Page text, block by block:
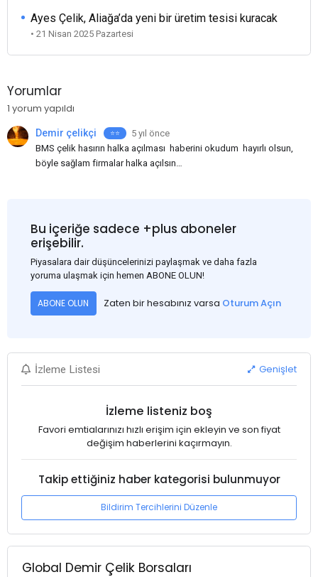
Ayes Çelik, Aliağa’da yeni bir üretim tesisi kuracak
• 21 Nisan 2025 Pazartesi
Yorumlar
1 yorum yapıldı
Demir çelikçi ⭐⭐️
5 yıl önce
BMS çelik hasırın halka açılması haberini okudum hayırlı olsun,
böyle sağlam firmalar halka açılsın
açık olsun.
Bu içeriğe sadece +plus aboneler
erişebilir.
Piyasalara dair düşüncelerinizi paylaşmak ve daha fazla
yoruma ulaşmak için hemen ABONE OLUN!
ABONE OLUN Zaten bir hesabınız varsa Oturum Açın
İzleme Listesi Genişlet
İzleme listeniz boş
Favori emtialarınızı hızlı erişim için ekleyin ve son fiyat
değişim haberlerini kaçırmayın.
Takip ettiğiniz haber kategorisi bulunmuyor
Bildirim Tercihlerini Düzenle
Global Demir Çelik Borsaları